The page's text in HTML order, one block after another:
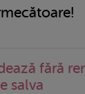
fără
salva